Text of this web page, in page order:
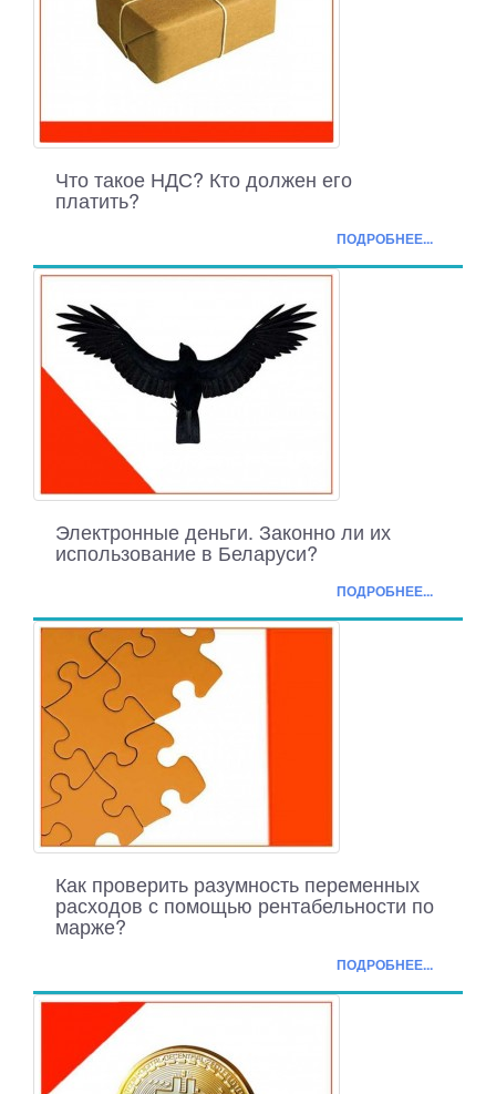
Что такое НДС? Кто должен его
платить?
ПОДРОБНЕЕ...
Электронные деньги. Законно ли их
использование в Беларуси?
ПОДРОБНЕЕ...
Как проверить разумность переменных
расходов с помощью рентабельности по
марже?
ПОДРОБНЕЕ...